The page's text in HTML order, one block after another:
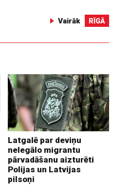
Vairāk RĪGĀ
Latgalē par deviņu
nelegālo migrantu
pārvadāšanu aizturēti
Polijas un Latvijas
pilsoņi